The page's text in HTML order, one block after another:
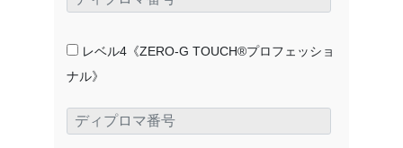
レベル4《ZERO-G TOUCH®プロフェッショ
ナル》